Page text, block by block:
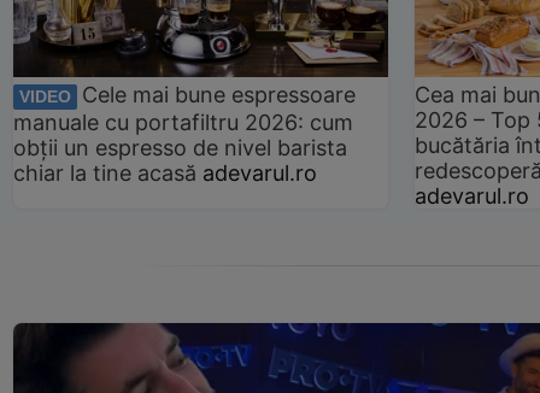
VIDEO
Cele mai bune espressoare
manuale cu portafiltru 2026: cum
obții un espresso de nivel barista
chiar la tine acasă adevarul.ro
Cea mai
2026 –
bucătăria
adevarul.ro